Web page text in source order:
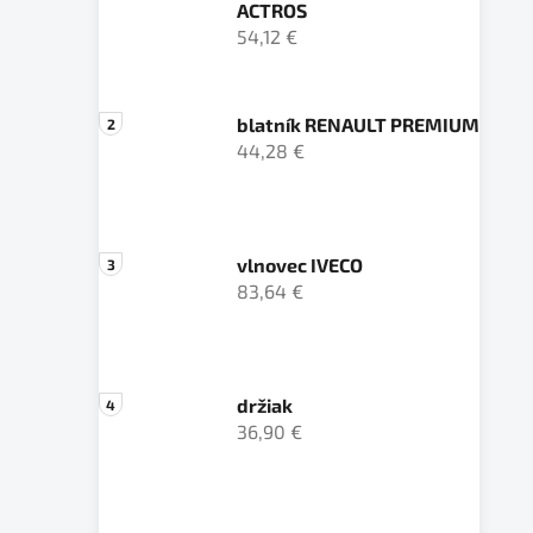
ACTROS
54,12 €
blatník RENAULT PREMIUM
44,28 €
vlnovec IVECO
83,64 €
držiak
36,90 €